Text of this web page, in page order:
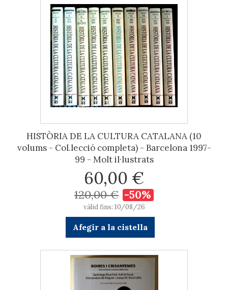
HISTÒRIA DE LA CULTURA CATALANA (10
volums - Col.lecció completa) - Barcelona 1997-
99 - Molt il·lustrats
60,00 €
120,00 € -50%
vàlid fins: 10/08/26
Afegir a la cistella